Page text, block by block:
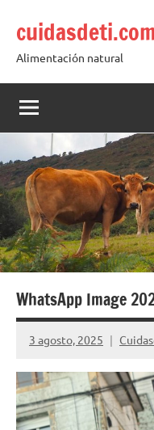
contenido
cuidasdeti.com
Alimentación natural
WhatsApp Image
3 agosto, 2025